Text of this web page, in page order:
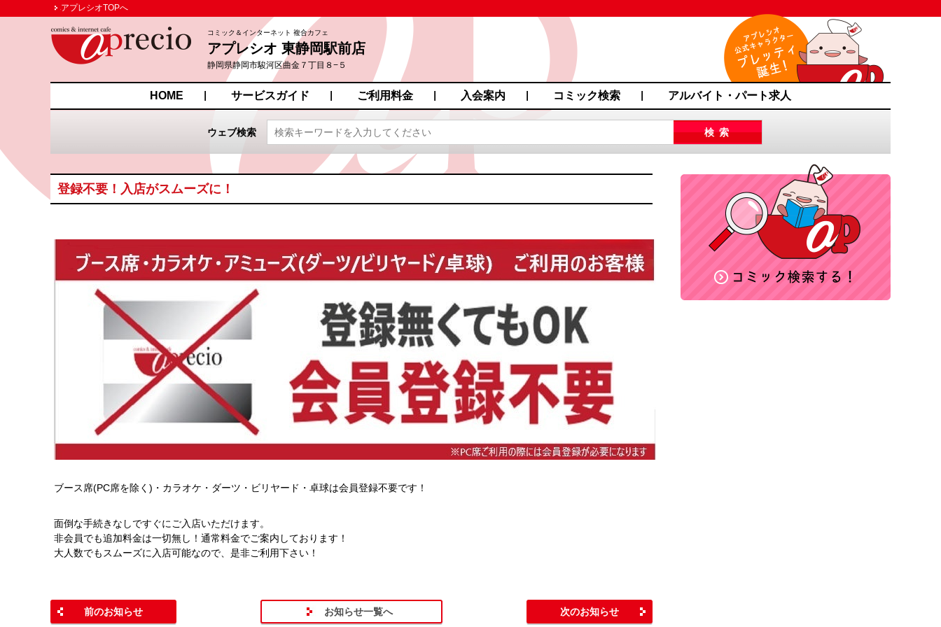
アプレシオTOPへ
コミック＆インターネット 複合カフェ
アプレシオ 東静岡駅前店
静岡県静岡市駿河区曲金７丁目８−５
HOME サービスガイド ご利用料金 入会案内 コミック検索 アルバイト・パート求人
ウェブ検索
登録不要！入店がスムーズに！
ブース席(PC席を除く)・カラオケ・ダーツ・ビリヤード・卓球は会員登録不要です！
面倒な手続きなしですぐにご入店いただけます。
非会員でも追加料金は一切無し！通常料金でご案内しております！
大人数でもスムーズに入店可能なので、是非ご利用下さい！
前のお知らせ お知らせ一覧へ 次のお知らせ